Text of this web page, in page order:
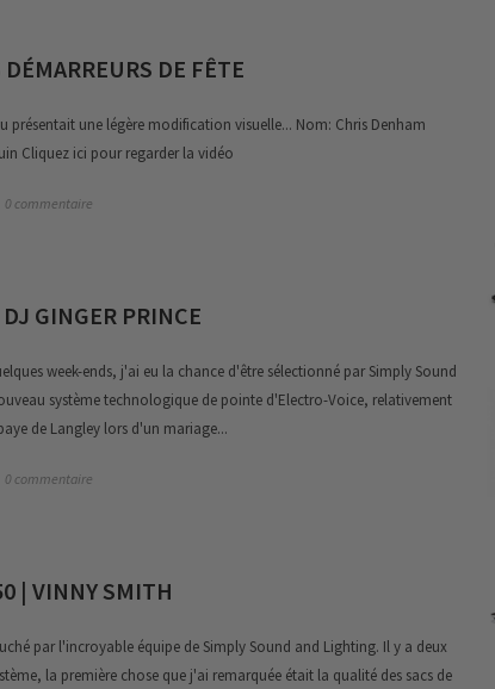
DE FÊTE
présentait une légère modification visuelle... Nom: Chris Denham
Cliquez ici pour regarder la vidéo
0 commentaire
GINGER PRINCE
week-ends, j'ai eu la chance d'être sélectionné par Simply Sound
système technologique de pointe d'Electro-Voice, relativement
de Langley lors d'un mariage...
0 commentaire
| VINNY SMITH
par l'incroyable équipe de Simply Sound and Lighting. Il y a deux
la première chose que j'ai remarquée était la qualité des sacs de